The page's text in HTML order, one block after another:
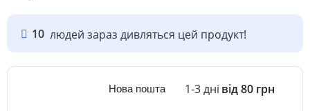
10 людей зараз дивляться цей продукт!
Нова пошта 1-3 дні від 80 грн